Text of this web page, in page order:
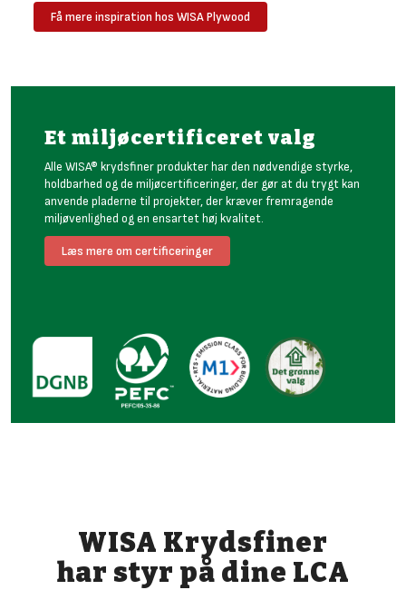
Få mere inspiration hos WISA Plywood
Et miljøcertificeret valg
Alle WISA® krydsfiner produkter har den nødvendige styrke,
holdbarhed og de miljøcertificeringer, der gør at du trygt kan
anvende pladerne til projekter, der kræver fremragende
miljøvenlighed og en ensartet høj kvalitet.
Læs mere om certificeringer
WISA Krydsfiner
har styr på dine LCA